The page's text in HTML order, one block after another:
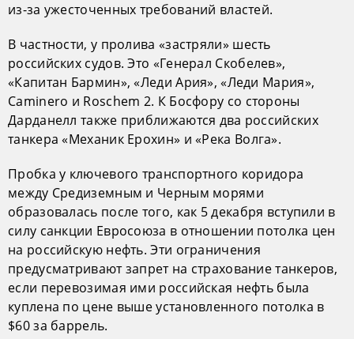
из-за ужесточенных требований властей.
В частности, у пролива «застряли» шесть
российских судов. Это «Генерал Скобелев»,
«Капитан Бармин», «Леди Ария», «Леди Мария»,
Caminero и Roschem 2. К Босфору со стороны
Дарданелл также приближаются два российских
танкера «Механик Ерохин» и «Река Волга».
Пробка у ключевого транспортного коридора
между Средиземным и Черным морями
образовалась после того, как 5 декабря вступили в
силу санкции Евросоюза в отношении потолка цен
на российскую нефть. Эти ограничения
предусматривают запрет на страхование танкеров,
если перевозимая ими российская нефть была
куплена по цене выше установленного потолка в
$60 за баррель.